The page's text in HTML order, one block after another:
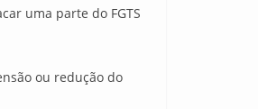
uma parte do FGTS
ou redução do